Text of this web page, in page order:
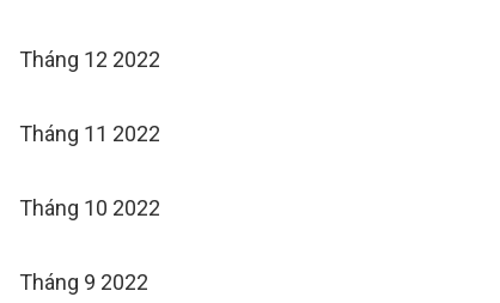
Tháng 12 2022
Tháng 11 2022
Tháng 10 2022
Tháng 9 2022